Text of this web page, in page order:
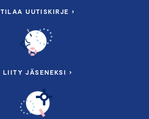
TILAA UUTISKIRJE ›
LIITY JÄSENEKSI ›